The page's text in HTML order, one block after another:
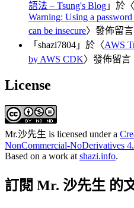
語法 – Tsung's Blog 」於〈
Warning: Using a
can be insecure〉發佈留言
「 shazi7804 」於〈AWS
by AWS CDK〉發佈留言
License
Mr.沙先生 is licensed under a
NonCommercial-NoDerivatives
Based on a work at shazi.info.
訂閱 Mr. 沙先生 的